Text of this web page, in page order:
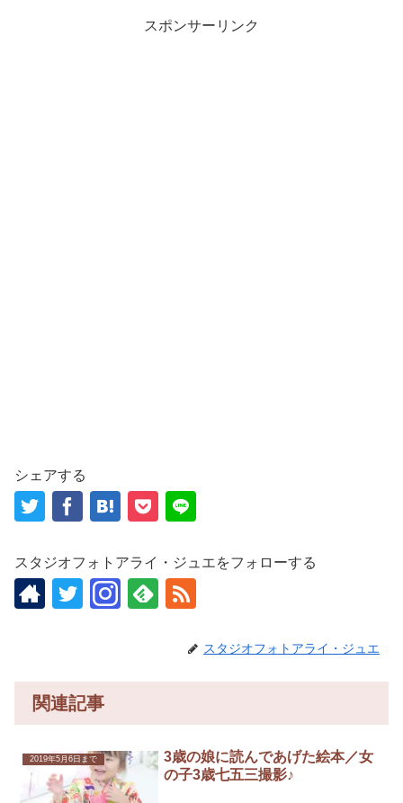
スポンサーリンク
シェアする
スタジオフォトアライ・ジュエをフォローする
スタジオフォトアライ・ジュエ
関連記事
2019年5月6日まで
3歳の娘に読んであげた絵本／女
の子3歳七五三撮影♪